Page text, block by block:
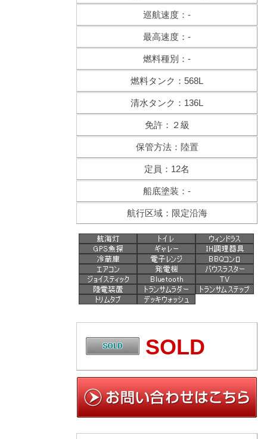
巡航速度：-
最高速度：-
燃料種別：-
燃料タンク：568L
清水タンク：136L
免許：２級
保管方法：陸置
定員：12名
船底塗装：-
航行区域：限定沿海
SOLD